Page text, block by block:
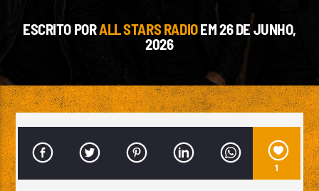
FAIXA ATUAL
CROW ME
Emissão da All Stars Radio
ESCRITO PORALL STARS RADIOEM 26 DE JUNHO,
2026
1